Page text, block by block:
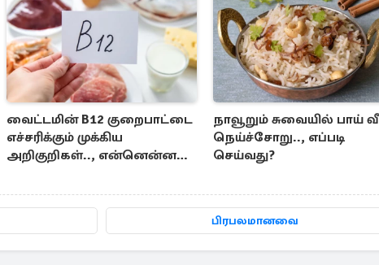
வைட்டமின் B12 குறைபாட்டை
எச்சரிக்கும் முக்கிய
அறிகுறிகள்.., என்னென்ன
நாவூறும் சுவையில் பாய்
நெய்ச்சோறு.., எப்படி
செய்வது?
பிரபலமானவை